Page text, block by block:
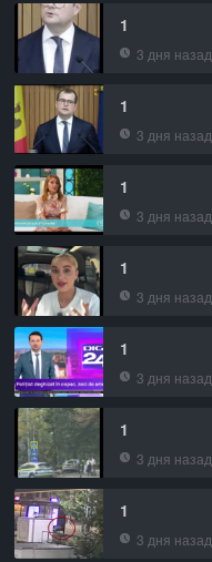
1
3 дня назад
1
3 дня назад
1
3 дня назад
1
3 дня назад
1
3 дня назад
1
3 дня назад
1
3 дня назад